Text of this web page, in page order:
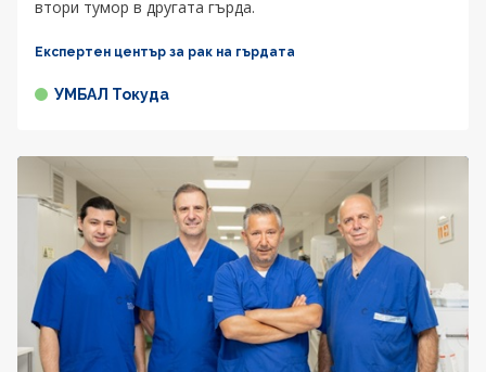
втори тумор в другата гърда.
Експертен център за рак на гърдата
УМБАЛ Токуда